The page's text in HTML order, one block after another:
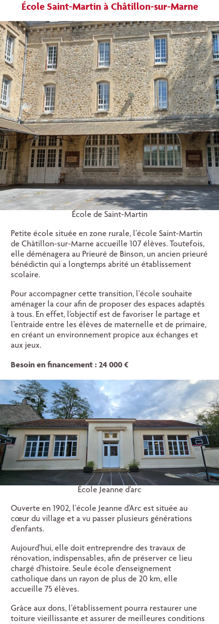
École Saint-Martin à Châtillon-sur-Marne
École de Saint-Martin
Petite école située en zone rurale, l’école Saint-Martin
de Châtillon-sur-Marne accueille 107 élèves. Toutefois,
elle déménagera au Prieuré de Binson, un ancien prieuré
bénédictin qui a longtemps abrité un établissement
scolaire.
Pour accompagner cette transition, l’école souhaite
aménager la cour afin de proposer des espaces adaptés
à tous. En effet, l’objectif est de favoriser le partage et
l’entraide entre les élèves de maternelle et de primaire,
en créant un environnement propice aux échanges et
aux jeux.
Besoin en financement : 24 000 €
École Jeanne d’arc
Ouverte en 1902, l’école Jeanne d’Arc est située au
cœur du village et a vu passer plusieurs générations
d’enfants.
Aujourd’hui, elle doit entreprendre des travaux de
rénovation, indispensables, afin de préserver ce lieu
chargé d’histoire. Seule école d’enseignement
catholique dans un rayon de plus de 20 km, elle
accueille 75 élèves.
Grâce aux dons, l’établissement pourra restaurer une
toiture vieillissante et assurer de meilleures conditions